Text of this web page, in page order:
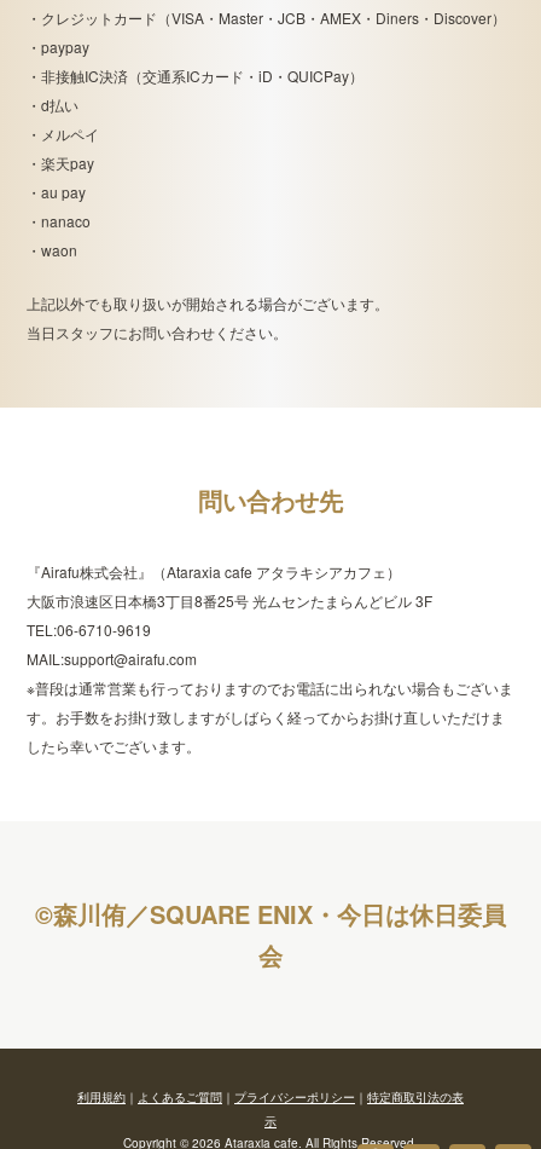
・クレジットカード（VISA・Master・JCB・AMEX・Diners・Discover）
・paypay
・非接触IC決済（交通系ICカード・iD・QUICPay）
・d払い
・メルペイ
・楽天pay
・au pay
・nanaco
・waon
上記以外でも取り扱いが開始される場合がございます。
当日スタッフにお問い合わせください。
問い合わせ先
『Airafu株式会社』（Ataraxia cafe アタラキシアカフェ）
大阪市浪速区日本橋3丁目8番25号 光ムセンたまらんどビル 3F
TEL:06-6710-9619
MAIL:support@airafu.com
※普段は通常営業も行っておりますのでお電話に出られない場合もございま
す。お手数をお掛け致しますがしばらく経ってからお掛け直しいただけま
したら幸いでございます。
©森川侑／SQUARE ENIX・今日は休日委員
会
利用規約 ｜ よくあるご質問 ｜ プライバシーポリシー ｜ 特定商取引法の表
示
Copyright © 2026 Ataraxia cafe. All Rights Reserved.